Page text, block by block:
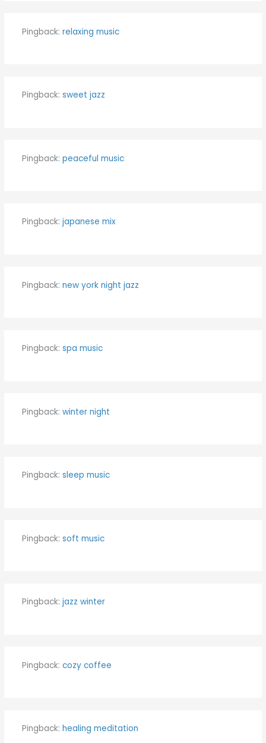
Pingback: relaxing music
Pingback: sweet jazz
Pingback: peaceful music
Pingback: japanese mix
Pingback: new york night jazz
Pingback: spa music
Pingback: winter night
Pingback: sleep music
Pingback: soft music
Pingback: jazz winter
Pingback: cozy coffee
Pingback: healing meditation